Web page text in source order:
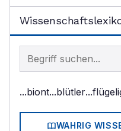
Begriff im Lexikon
...biont...blütler
WAHRIG